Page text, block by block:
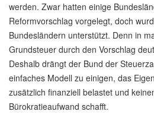
werden. Zwar hatten einige
Reformvorschlag vorgelegt, doch
Bundesländern unterstützt. Denn in
Grundsteuer durch den Vorschlag
Deshalb drängt der Bund der
einfaches Modell zu einigen, das
zusätzlich finanziell belastet und
Bürokratieaufwand schafft.